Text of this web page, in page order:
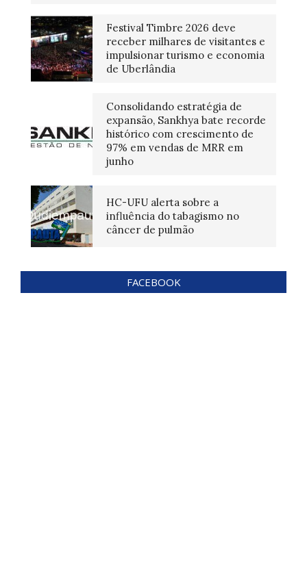
Festival Timbre 2026 deve
receber milhares de visitantes e
impulsionar turismo e economia
de Uberlândia
Consolidando estratégia de
expansão, Sankhya bate recorde
histórico com crescimento de
97% em vendas de MRR em
junho
HC-UFU alerta sobre a
influência do tabagismo no
câncer de pulmão
FACEBOOK